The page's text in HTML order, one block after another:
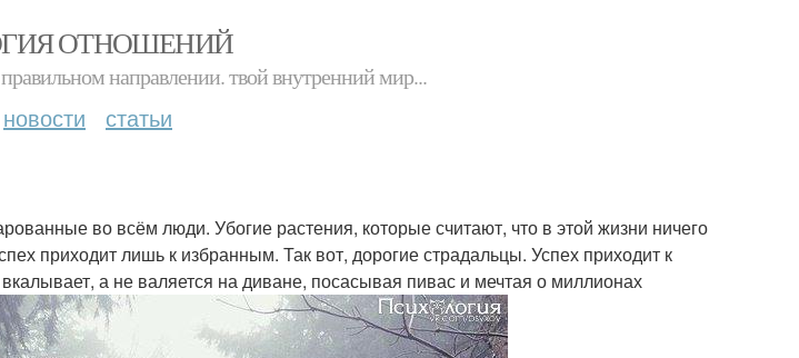
ОТНОШЕНИЙ
направлении. твой внутренний мир...
новости статьи
во всём люди. Убогие растения, которые считают, что в этой жизни ничего
приходит лишь к избранным. Так вот, дорогие страдальцы. Успех приходит к
а не валяется на диване, посасывая пивас и мечтая о миллионах